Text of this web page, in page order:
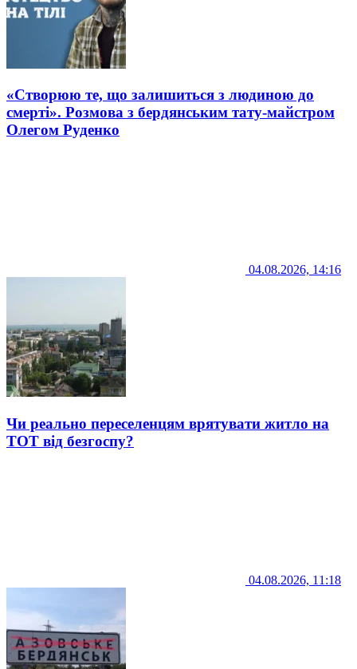
«Створюю те, що залишиться з людиною до
смерті». Розмова з бердянським тату-майстром
Олегом Руденко
04.08.2026, 14:16
Чи реально переселенцям врятувати житло на
ТОТ від безгоспу?
04.08.2026, 11:18